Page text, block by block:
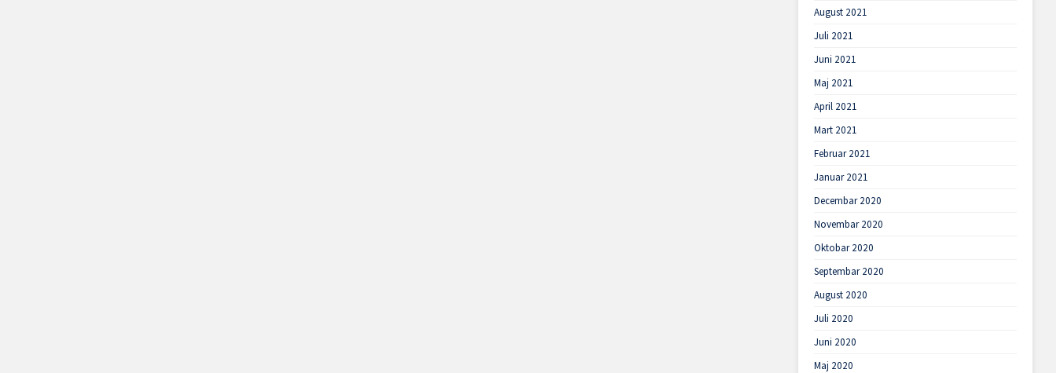
August 2021
Juli 2021
Juni 2021
Maj 2021
April 2021
Mart 2021
Februar 2021
Januar 2021
Decembar 2020
Novembar 2020
Oktobar 2020
Septembar 2020
August 2020
Juli 2020
Juni 2020
Maj 2020